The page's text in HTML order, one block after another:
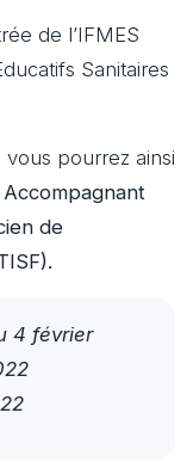
de l’IFMES
Sanitaires
vous pourrez ainsi
Accompagnant
de
4 février